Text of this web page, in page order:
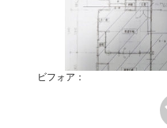
ビフォア：